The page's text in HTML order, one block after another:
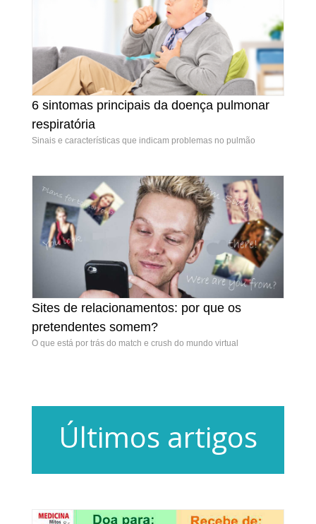
6 sintomas principais da doença pulmonar
respiratória
6 sintomas principais da doença pulmonar
respiratória
Sinais e características que indicam problemas no pulmão
Sites de relacionamentos: por que os
pretendentes somem?
Sites de relacionamentos: por que os
pretendentes somem?
O que está por trás do match e crush do mundo virtual
Últimos artigos